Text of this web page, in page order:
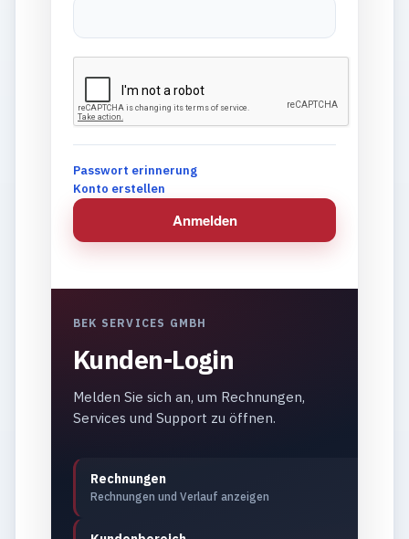
BEK SERVICES GMBH
Kunden-Login
Melden Sie sich an, um Rechnungen,
Services und Support zu öffnen.
Rechnungen
Rechnungen und Verlauf anzeigen
Passwort erinnerung
Konto erstellen
Anmelden